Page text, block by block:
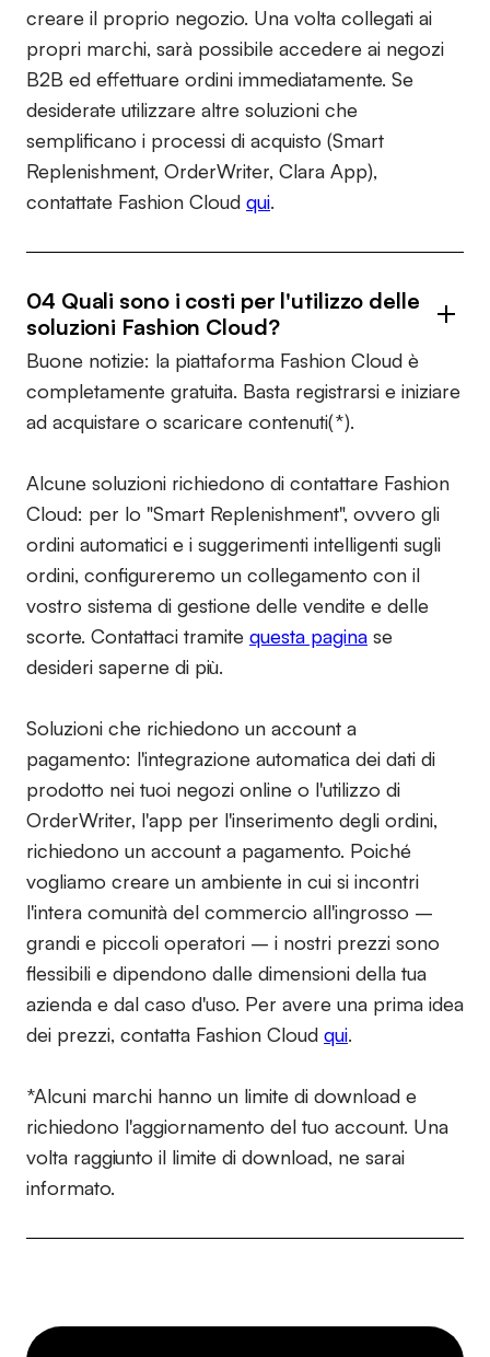
creare il proprio negozio. Una volta collegati ai
propri marchi, sarà possibile accedere ai negozi
B2B ed effettuare ordini immediatamente. Se
desiderate utilizzare altre soluzioni che
semplificano i processi di acquisto (Smart
Replenishment, OrderWriter, Clara App),
contattate Fashion Cloud qui.
04 Quali sono i costi per l'utilizzo delle
soluzioni Fashion Cloud?
Buone notizie: la piattaforma Fashion Cloud è
completamente gratuita. Basta registrarsi e iniziare
ad acquistare o scaricare contenuti(*).
Alcune soluzioni richiedono di contattare Fashion
Cloud: per lo "Smart Replenishment", ovvero gli
ordini automatici e i suggerimenti intelligenti sugli
ordini, configureremo un collegamento con il
vostro sistema di gestione delle vendite e delle
scorte. Contattaci tramite questa pagina se
desideri saperne di più.
Soluzioni che richiedono un account a
pagamento: l'integrazione automatica dei dati di
prodotto nei tuoi negozi online o l'utilizzo di
OrderWriter, l'app per l'inserimento degli ordini,
richiedono un account a pagamento. Poiché
vogliamo creare un ambiente in cui si incontri
l'intera comunità del commercio all'ingrosso –
grandi e piccoli operatori – i nostri prezzi sono
flessibili e dipendono dalle dimensioni della tua
azienda e dal caso d'uso. Per avere una prima idea
dei prezzi, contatta Fashion Cloud qui.
*Alcuni marchi hanno un limite di download e
richiedono l'aggiornamento del tuo account. Una
volta raggiunto il limite di download, ne sarai
informato.